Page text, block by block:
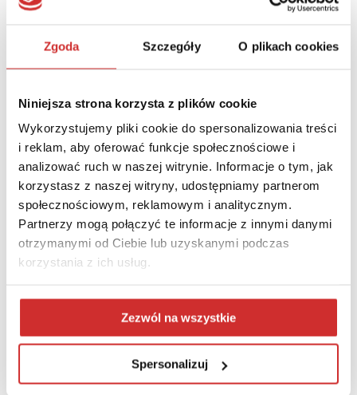
Zgoda Szczegóły O plikach cookies
Niniejsza strona korzysta z plików cookie
Wykorzystujemy pliki cookie do spersonalizowania treści
i reklam, aby oferować funkcje społecznościowe i
analizować ruch w naszej witrynie. Informacje o tym, jak
korzystasz z naszej witryny, udostępniamy partnerom
społecznościowym, reklamowym i analitycznym.
Partnerzy mogą połączyć te informacje z innymi danymi
otrzymanymi od Ciebie lub uzyskanymi podczas
korzystania z ich usług.
Zezwól na wszystkie
Spersonalizuj
itslearning
– firma zaprezentowała system LMS dla uczelni i
opcje komunikacji wykładowcy i studentów, ułatwiające
mobilną obsługę studentów. System itslearning ma 7 mln
aktywnych użytkowników na całym świecie.